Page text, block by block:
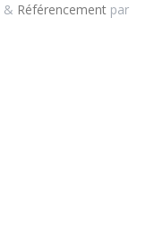
& Référencementpar